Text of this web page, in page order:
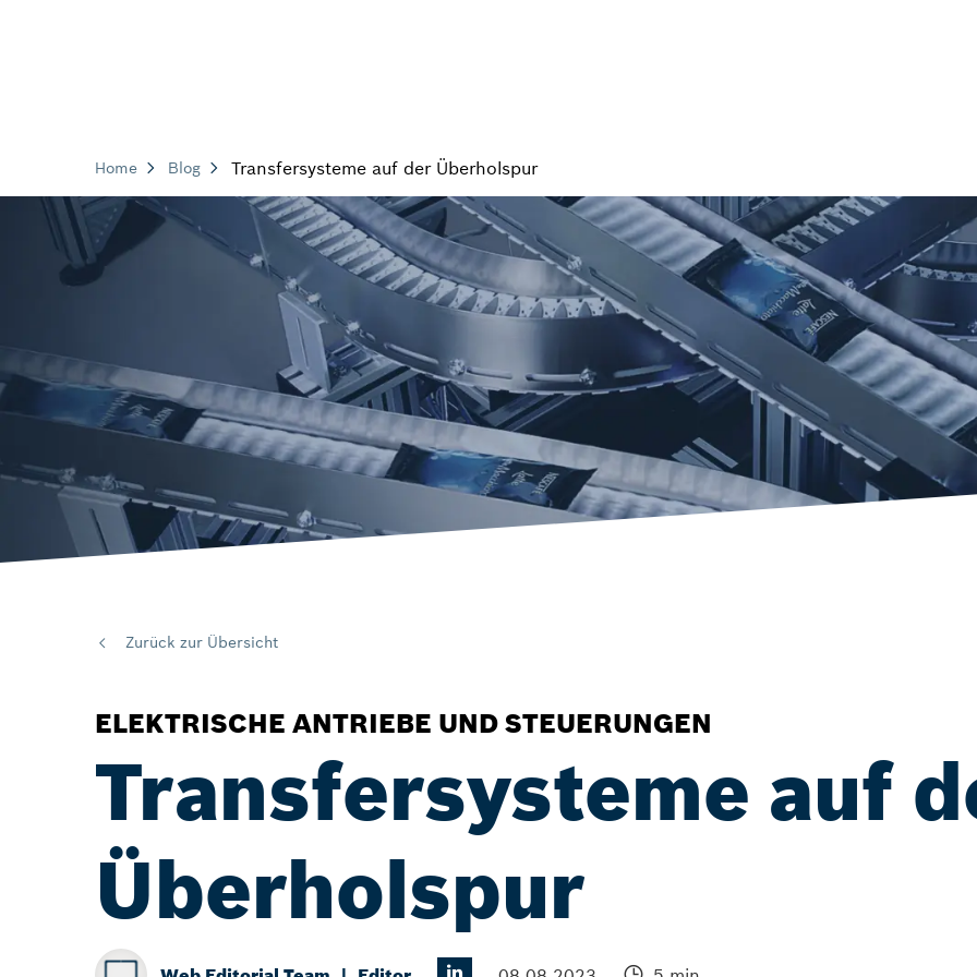
Home Blog Transfersysteme auf der Überholspur
Zurück zur Übersicht
ELEKTRISCHE ANTRIEBE UND STEUERUNGEN
Transfersysteme auf
Überholspur